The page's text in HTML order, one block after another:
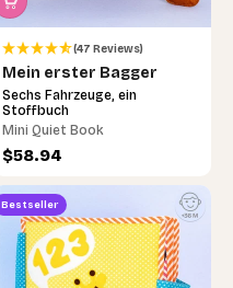
(47 Reviews)
Mein erster Bagger
Sechs Fahrzeuge, ein
Stoffbuch
Mini Quiet Book
Angebot
$58.94
Bestseller